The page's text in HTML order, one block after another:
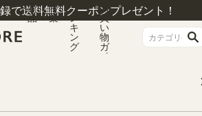
で送料無料クーポンプレゼント！
商
品
特
集
ラ
ン
キ
ン
グ
お
買
い
物
ガ
イ
高さ89cm くすみイエロー 横置き可 本棚 ラッ